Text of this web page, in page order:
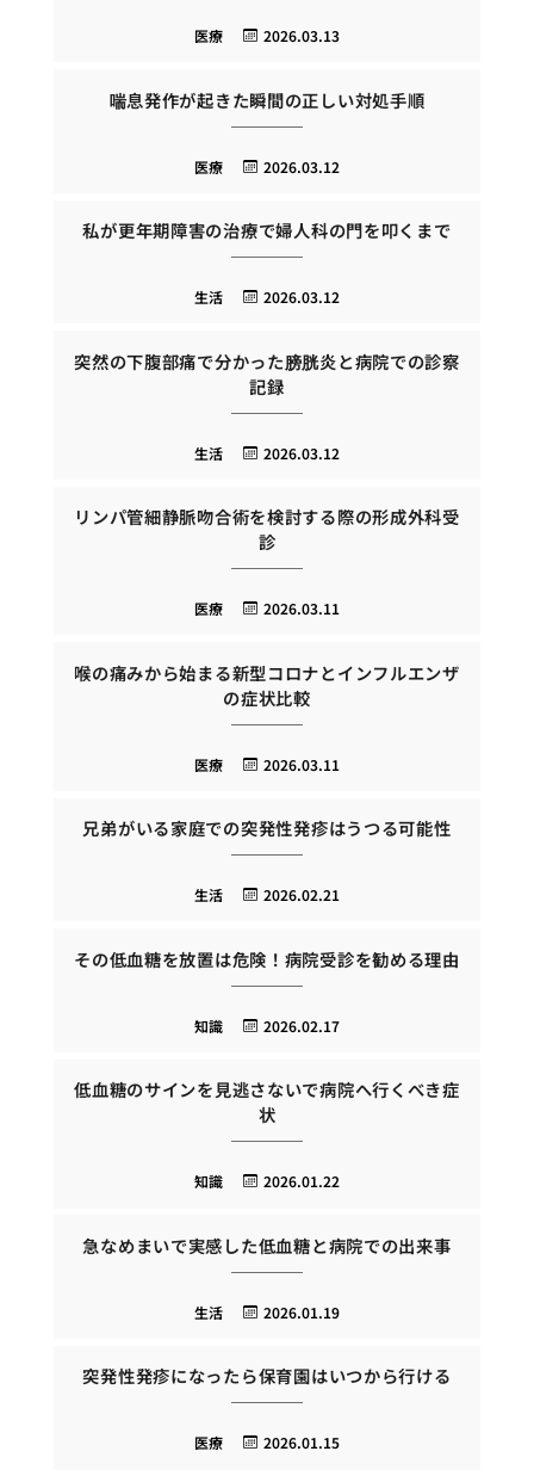
2026.03.13
医療
喘息発作が起きた瞬間の正しい対処手順
2026.03.12
医療
私が更年期障害の治療で婦人科の門を叩くまで
2026.03.12
生活
突然の下腹部痛で分かった膀胱炎と病院での診察
記録
2026.03.12
生活
リンパ管細静脈吻合術を検討する際の形成外科受
診
2026.03.11
医療
喉の痛みから始まる新型コロナとインフルエンザ
の症状比較
2026.03.11
医療
兄弟がいる家庭での突発性発疹はうつる可能性
2026.02.21
生活
その低血糖を放置は危険！病院受診を勧める理由
2026.02.17
知識
低血糖のサインを見逃さないで病院へ行くべき症
状
2026.01.22
知識
急なめまいで実感した低血糖と病院での出来事
2026.01.19
生活
突発性発疹になったら保育園はいつから行ける
2026.01.15
医療